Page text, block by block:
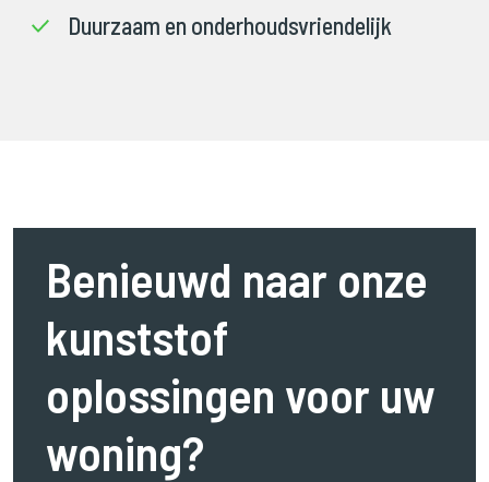
Duurzaam en onderhoudsvriendelijk
Benieuwd naar onze
kunststof
oplossingen voor uw
woning?